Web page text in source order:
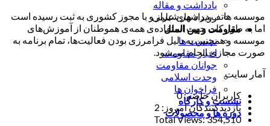
یادداشت و مقاله
رویداد های علمی
مقاومت و بین الملل
نشست ها
اخبار مقاومت
جوانان مقاومت
وحدت اسلامی
فراخوان ها
نشست و کارگاه
دوره ها و محصولات
موسسه هاتف در شهر شیراز و با مجوز کشوری به ثبت رسیده است
اما به طور کلی جهت استفاده‌ی همه‌ی هموطنان از آموزش‌های
موسسه و همچنین به دلیل فرامرزی بودن فعالیت‌ها، تمام برنامه به
صورت مجازی انجام می‌شود.
آمار سایت
کاربران حاضر:0
بازدیدکنندگان امروز: 2
Total Views:354,510